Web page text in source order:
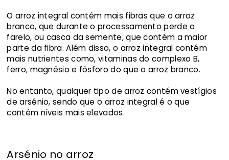
O arroz integral contém mais fibras que o arroz
branco, que durante o processamento perde o
farelo, ou casca da semente, que contém a maior
parte da fibra. Além disso, o arroz integral contém
mais nutrientes como, vitaminas do complexo B,
ferro, magnésio e fósforo do que o arroz branco.
No entanto, qualquer tipo de arroz contém vestígios
de arsênio, sendo que o arroz integral é o que
contém níveis mais elevados.
Arsénio no arroz